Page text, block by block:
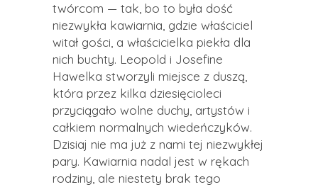
twórcom — tak, bo to była dość
niezwykła kawiarnia, gdzie właściciel
witał gości, a właścicielka piekła dla
nich buchty. Leopold i Josefine
Hawelka stworzyli miejsce z duszą,
która przez kilka dziesięcioleci
przyciągało wolne duchy, artystów i
całkiem normalnych wiedeńczyków.
Dzisiaj nie ma już z nami tej niezwykłej
pary. Kawiarnia nadal jest w rękach
rodziny, ale niestety brak tego